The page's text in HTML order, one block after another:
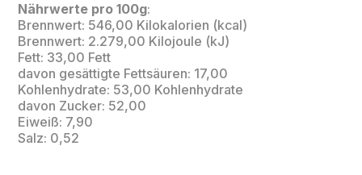
Nährwerte pro 100g:
Brennwert: 546,00 Kilokalorien (kcal)
Brennwert: 2.279,00 Kilojoule (kJ)
Fett: 33,00 Fett
davon gesättigte Fettsäuren: 17,00
Kohlenhydrate: 53,00 Kohlenhydrate
davon Zucker: 52,00
Eiweiß: 7,90
Salz: 0,52